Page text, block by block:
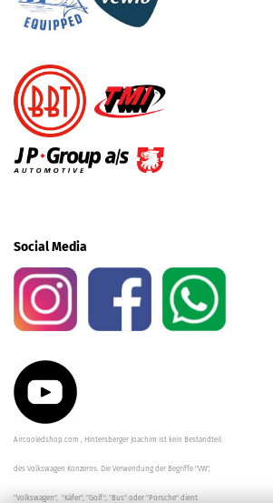
Social Media
Aircooledshop.com , Hintersberger Joachim ist kein Bestandteil
des Volkswagen Konzerns. Die Verwendung der Begriffe "VW",
"Volkswagen", "Käfer", "Golf", "Bus" oder "Porsche" dient